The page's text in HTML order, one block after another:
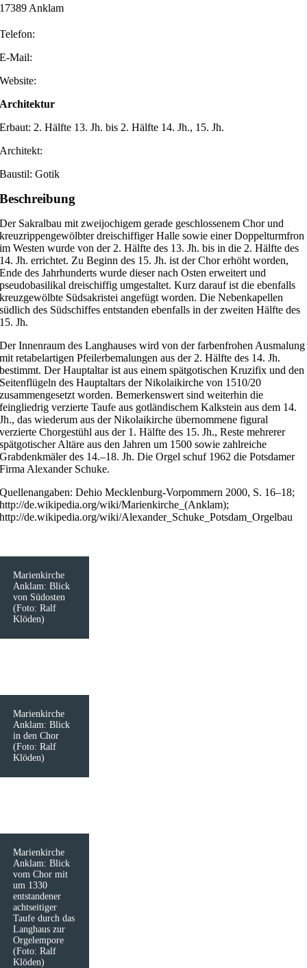
17389 Anklam
Telefon:
E-Mail:
Website:
Architektur
Erbaut: 2. Hälfte 13. Jh. bis 2. Hälfte 14. Jh., 15. Jh.
Architekt:
Baustil: Gotik
Beschreibung
Der Sakralbau mit zweijochigem gerade geschlossenem Chor und
kreuzrippengewölbter dreischiffiger Halle sowie einer Doppelturmfron
im Westen wurde von der 2. Hälfte des 13. Jh. bis in die 2. Hälfte des
14. Jh. errichtet. Zu Beginn des 15. Jh. ist der Chor erhöht worden,
Ende des Jahrhunderts wurde dieser nach Osten erweitert und
pseudobasilikal dreischiffig umgestaltet. Kurz darauf ist die ebenfalls
kreuzgewölbte Südsakristei angefügt worden. Die Nebenkapellen
südlich des Südschiffes entstanden ebenfalls in der zweiten Hälfte des
15. Jh.
Der Innenraum des Langhauses wird von der farbenfrohen Ausmalung
mit retabelartigen Pfeilerbemalungen aus der 2. Hälfte des 14. Jh.
bestimmt. Der Hauptaltar ist aus einem spätgotischen Kruzifix und den
Seitenflügeln des Hauptaltars der Nikolaikirche von 1510/20
zusammengesetzt worden. Bemerkenswert sind weiterhin die
feingliedrig verzierte Taufe aus gotländischem Kalkstein aus dem 14.
Jh., das wiederum aus der Nikolaikirche übernommene figural
verzierte Chorgestühl aus der 1. Hälfte des 15. Jh., Reste mehrerer
spätgotischer Altäre aus den Jahren um 1500 sowie zahlreiche
Grabdenkmäler des 14.–18. Jh. Die Orgel schuf 1962 die Potsdamer
Firma Alexander Schuke.
Quellenangaben: Dehio Mecklenburg-Vorpommern 2000, S. 16–18;
http://de.wikipedia.org/wiki/Marienkirche_(Anklam);
http://de.wikipedia.org/wiki/Alexander_Schuke_Potsdam_Orgelbau
Marienkirche
Anklam: Blick
von Südosten
(Foto: Ralf
Klöden)
Marienkirche
Anklam: Blick
in den Chor
(Foto: Ralf
Klöden)
Marienkirche
Anklam: Blick
vom Chor mit
um 1330
entstandener
achtseitiger
Taufe durch das
Langhaus zur
Orgelempore
(Foto: Ralf
Klöden)